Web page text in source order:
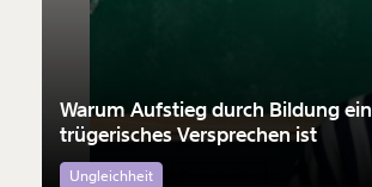
Warum Aufstieg durch Bildung ein
trügerisches Versprechen ist
Ungleichheit